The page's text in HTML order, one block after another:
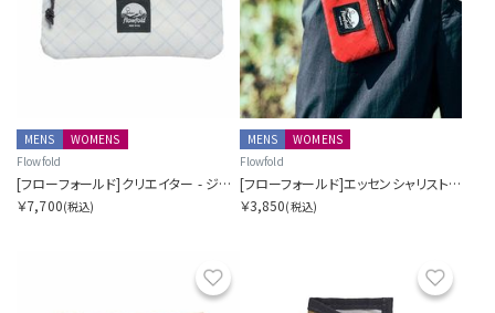
MENS
WOMENS
Flowfold
[フローフォールド]クリエイター - ジッパーポーチウォレット
￥7,700(税込)
MENS
WOMENS
Flowfold
[フローフォールド]エッセンシャリスト - ミニポーチ
￥3,850(税込)
お気に入り